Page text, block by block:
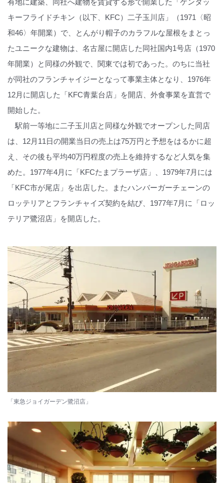
有地に建築、同社へ建物を賃貸する形で開業した「ケンタッ
キーフライドチキン（以下、KFC）二子玉川店」（1971〈昭
和46〉年開業）で、とんがり帽子のカラフルな屋根をまとっ
たユニークな建物は、名古屋に開店した同社国内1号店（1970
年開業）と同様の外観で、関東では初であった。のちに当社
が同社のフランチャイジーとなって事業主体となり、1976年
12月に開店した「KFC青葉台店」を開店、外食事業を直営で
開始した。
駅前一等地に二子玉川店と同様な外観でオープンした同店
は、12月11日の開業当日の売上は75万円と予想をはるかに超
え、その後も平均40万円程度の売上を維持するなど人気を集
めた。1977年4月に「KFCたまプラーザ店」、1979年7月には
「KFC市が尾店」を出店した。またハンバーガーチェーンの
ロッテリアとフランチャイズ契約を結び、1977年7月に「ロッ
テリア鷺沼店」を開店した。
「東急ジョイガーデン鷺沼店」